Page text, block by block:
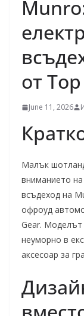
от
June 11, 2026
Малък
вниманието
всъдеход на
офроуд
Gear.
неуморно в
аксесоар за